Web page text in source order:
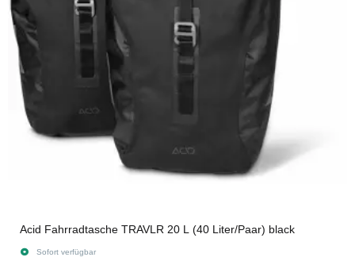
Acid Fahrradtasche TRAVLR 20 L (40 Liter/Paar) black
Sofort verfügbar